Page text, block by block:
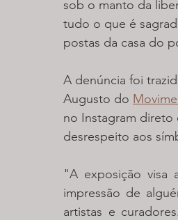
sob o manto da
tudo o que é
postas da casa do
A denúncia foi
Augusto do
no Instagram direto
desrespeito aos
"A exposição visa
impressão de
artistas e